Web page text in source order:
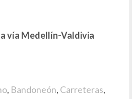
vía Medellín-Valdivia
, Bandoneón, Carreteras,